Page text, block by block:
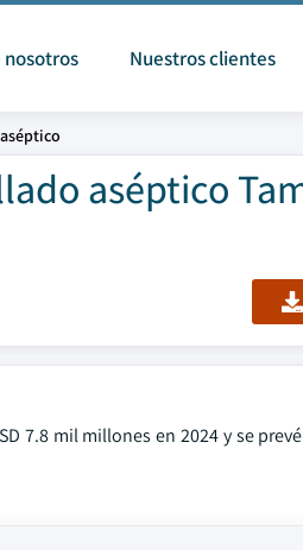
nosotros Nuestros clientes
aséptico
7.8 mil millones en 2024 y se